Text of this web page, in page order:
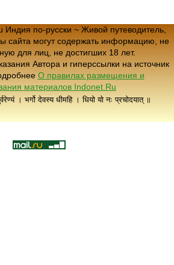
Индия по-русски ~ Живой путеводитель,
сайта могут содержать информацию, не
для лиц, не достигших 18 лет.
Автора и гиперссылки на источник
О правилах размещения и
материалов Indonet.Ru
। भर्गो देवस्य धीमहि । धियो यो नः प्रचोदयात् ॥